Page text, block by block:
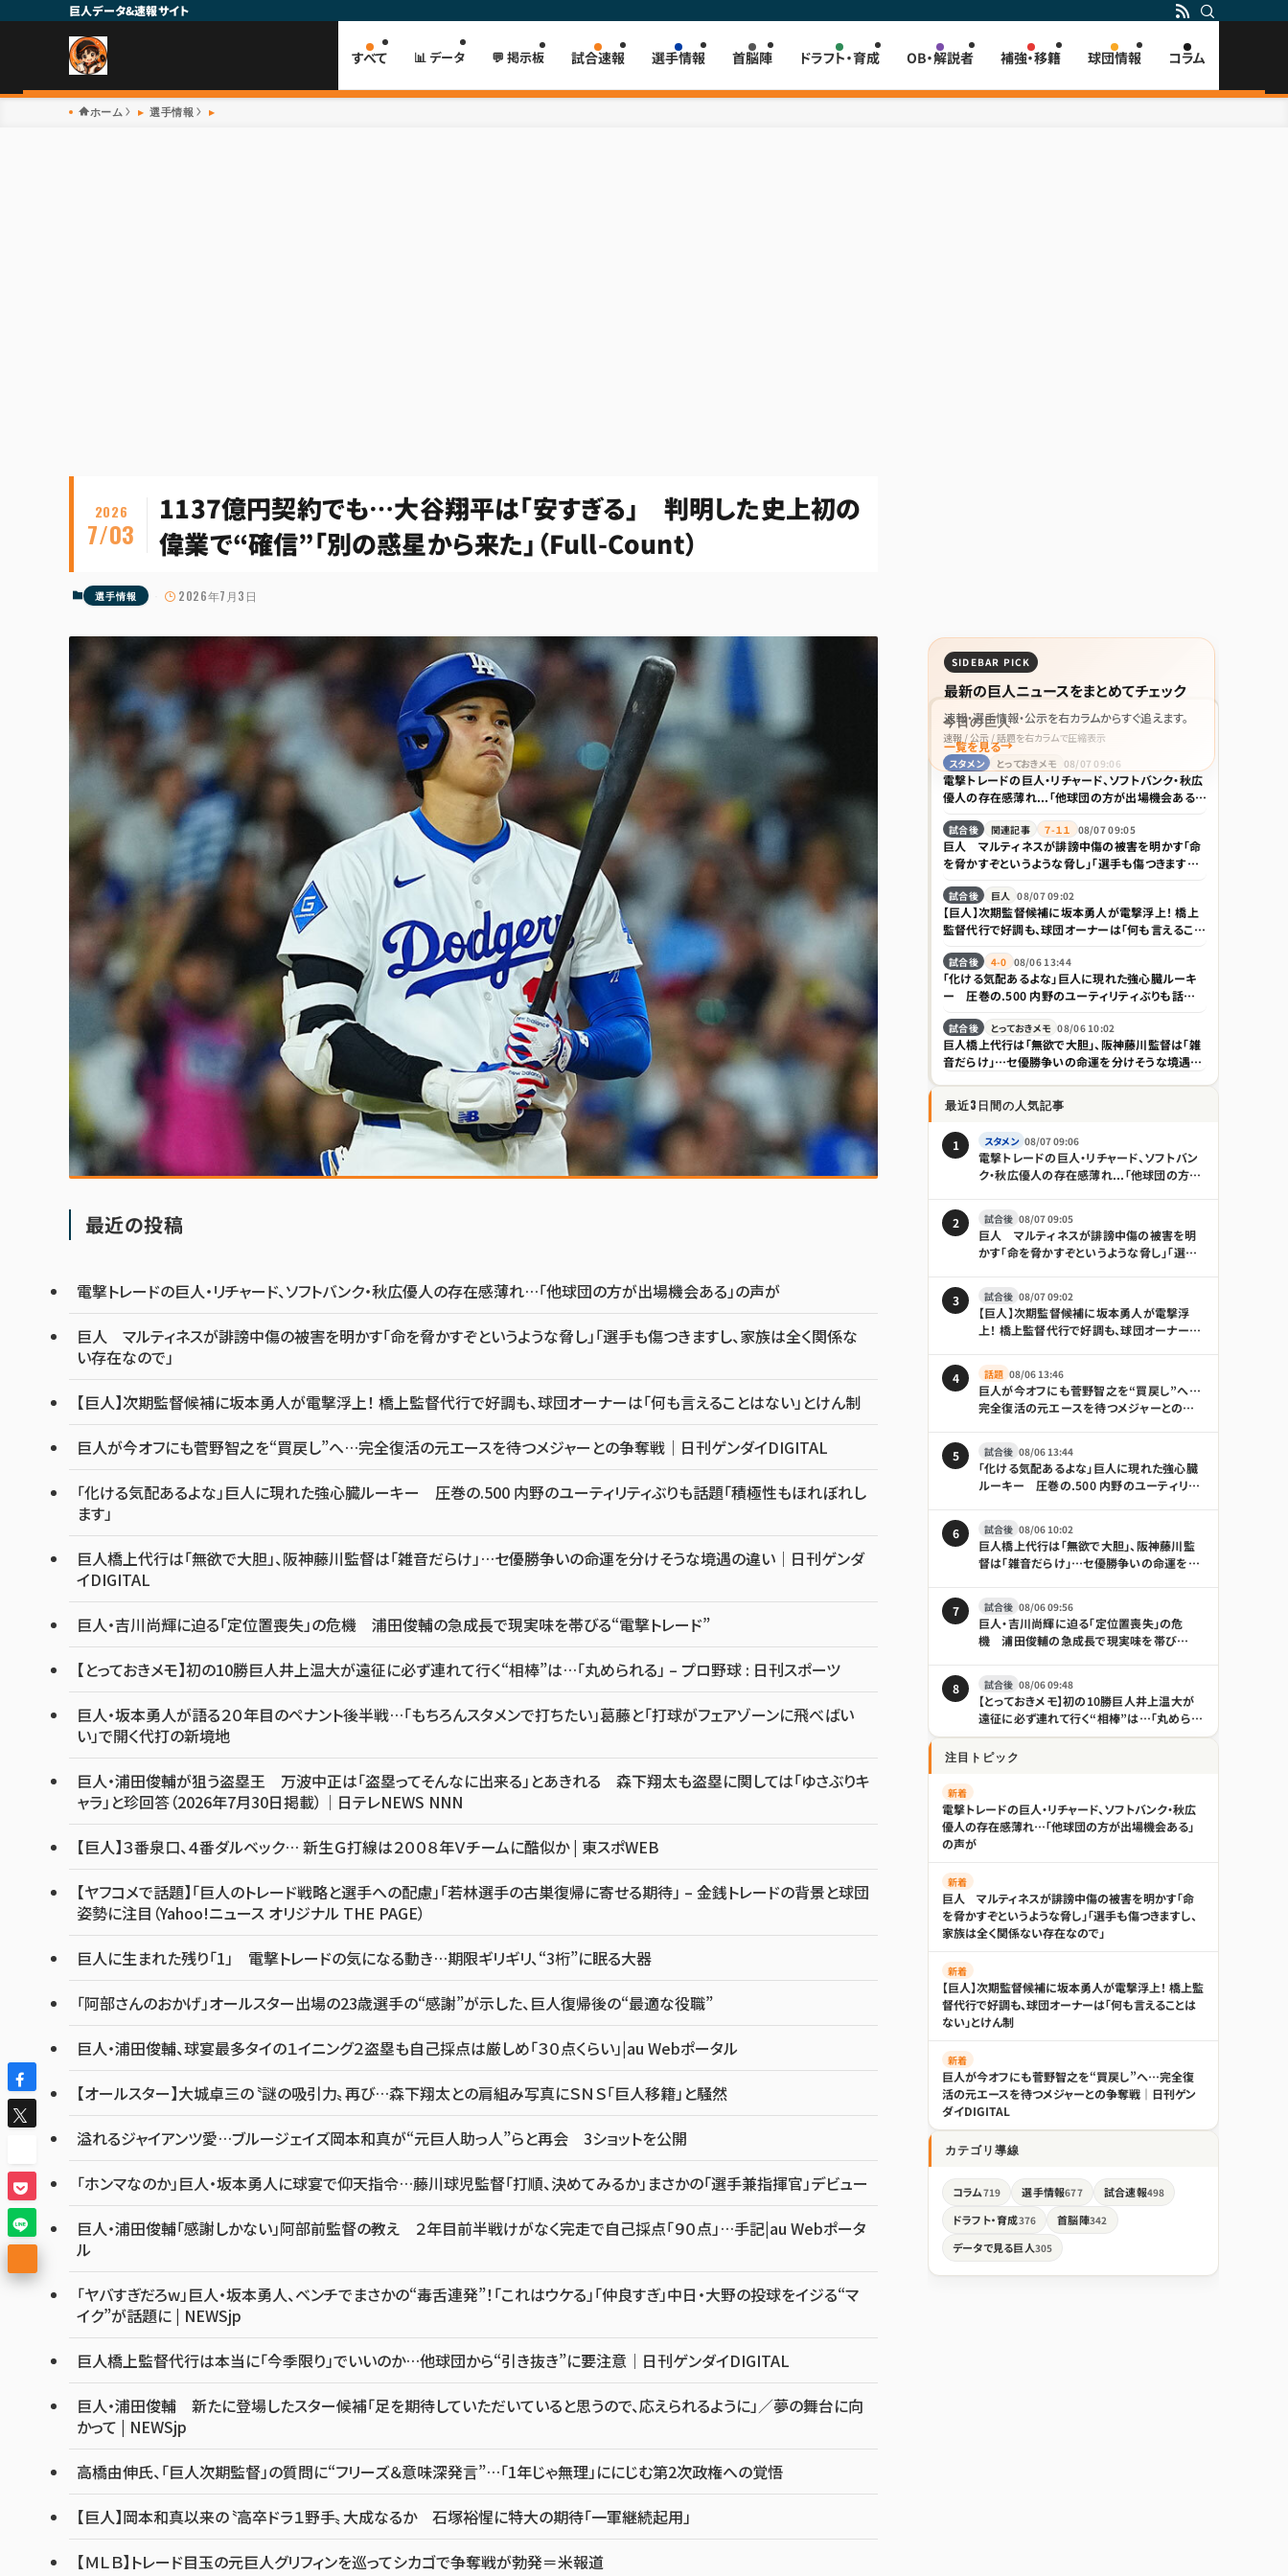
巨人データ&速報サイト
すべて 📊 データ 💬 掲示板 試合速報 選手情報 首脳陣 ドラフト・育成 OB・解説者 補強・移籍 球団情報 コラム
ホーム 選手情報
1137億円契約でも…大谷翔平は「安すぎる」 判明した史上初の
偉業で“確信”「別の惑星から来た」（Full-Count）
2026
7/03
選手情報 2026年7月3日
最近の投稿
電撃トレードの巨人・リチャード、ソフトバンク・秋広優人の存在感薄れ…「他球団の方が出場機会ある」の声が
巨人 マルティネスが誹謗中傷の被害を明かす「命を脅かすぞというような脅し」「選手も傷つきますし、家族は全く関係な
い存在なので」
【巨人】次期監督候補に坂本勇人が電撃浮上！ 橋上監督代行で好調も、球団オーナーは「何も言えることはない」とけん制
巨人が今オフにも菅野智之を“買戻し”へ…完全復活の元エースを待つメジャーとの争奪戦｜日刊ゲンダイDIGITAL
「化ける気配あるよな」巨人に現れた強心臓ルーキー 圧巻の.500 内野のユーティリティぶりも話題「積極性もほれぼれし
ます」
巨人橋上代行は「無欲で大胆」、阪神藤川監督は「雑音だらけ」…セ優勝争いの命運を分けそうな境遇の違い｜日刊ゲンダ
イDIGITAL
巨人・吉川尚輝に迫る「定位置喪失」の危機 浦田俊輔の急成長で現実味を帯びる“電撃トレード”
【とっておきメモ】初の10勝巨人井上温大が遠征に必ず連れて行く“相棒”は…「丸められる」 – プロ野球 : 日刊スポーツ
巨人・坂本勇人が語る２０年目のペナント後半戦…「もちろんスタメンで打ちたい」葛藤と「打球がフェアゾーンに飛べばい
い」で開く代打の新境地
巨人・浦田俊輔が狙う盗塁王 万波中正は「盗塁ってそんなに出来る」とあきれる 森下翔太も盗塁に関しては「ゆさぶりキ
ャラ」と珍回答（2026年7月30日掲載）｜日テレNEWS NNN
【巨人】３番泉口、４番ダルベック… 新生Ｇ打線は２００８年Ｖチームに酷似か | 東スポWEB
【ヤフコメで話題】「巨人のトレード戦略と選手への配慮」「若林選手の古巣復帰に寄せる期待」 – 金銭トレードの背景と球団
姿勢に注目（Yahoo!ニュース オリジナル THE PAGE）
巨人に生まれた残り「1」 電撃トレードの気になる動き…期限ギリギリ、“3桁”に眠る大器
「阿部さんのおかげ」オールスター出場の23歳選手の“感謝”が示した、巨人復帰後の“最適な役職”
巨人・浦田俊輔、球宴最多タイの１イニング２盗塁も自己採点は厳しめ「３０点くらい」|au Webポータル
【オールスター】大城卓三の〝謎の吸引力〟再び…森下翔太との肩組み写真にＳＮＳ「巨人移籍」と騒然
溢れるジャイアンツ愛…ブルージェイズ岡本和真が“元巨人助っ人”らと再会 3ショットを公開
「ホンマなのか」巨人・坂本勇人に球宴で仰天指令…藤川球児監督「打順、決めてみるか」まさかの「選手兼指揮官」デビュー
巨人・浦田俊輔「感謝しかない」阿部前監督の教え ２年目前半戦けがなく完走で自己採点「９０点」…手記|au Webポータ
ル
「ヤバすぎだろw」巨人・坂本勇人、ベンチでまさかの“毒舌連発”！「これはウケる」「仲良すぎ」中日・大野の投球をイジる“マ
イク”が話題に | NEWSjp
巨人橋上監督代行は本当に「今季限り」でいいのか…他球団から“引き抜き”に要注意｜日刊ゲンダイDIGITAL
巨人・浦田俊輔 新たに登場したスター候補「足を期待していただいていると思うので、応えられるように」／夢の舞台に向
かって | NEWSjp
高橋由伸氏、「巨人次期監督」の質問に“フリーズ＆意味深発言”…「1年じゃ無理」ににじむ第2次政権への覚悟
【巨人】岡本和真以来の〝高卒ドラ１野手〟大成なるか 石塚裕惺に特大の期待「一軍継続起用」
【ＭＬＢ】トレード目玉の元巨人グリフィンを巡ってシカゴで争奪戦が勃発＝米報道
SIDEBAR PICK
最新の巨人ニュースをまとめてチェック
速報・選手情報・公示を右カラムからすぐ追えます。
一覧を見る
今日の巨人
速報 / 公示 / 話題を右カラムで圧縮表示
スタメン
とっておきメモ 08/07 09:06
電撃トレードの巨人・リチャード、ソフトバンク・秋広
優人の存在感薄れ...「他球団の方が出場機会ある」
試合後 関連記事 ７-１１ 08/07 09:05
巨人 マルティネスが誹謗中傷の被害を明かす「命
を脅かすぞというような脅し」「選手も傷つきますし、
試合後 巨人 08/07 09:02
【巨人】次期監督候補に坂本勇人が電撃浮上！ 橋上
監督代行で好調も、球団オーナーは「何も言えること
試合後 4-0 08/06 13:44
「化ける気配あるよな」巨人に現れた強心臓ルーキ
ー 圧巻の.500 内野のユーティリティぶりも話題
試合後 とっておきメモ 08/06 10:02
巨人橋上代行は「無欲で大胆」、阪神藤川監督は「雑
音だらけ」…セ優勝争いの命運を分けそうな境遇の
最近3日間の人気記事
1 スタメン 08/07 09:06
電撃トレードの巨人・リチャード、ソフトバン
ク・秋広優人の存在感薄れ...「他球団の方が
2
試合後 08/07 09:05
巨人 マルティネスが誹謗中傷の被害を明
かす「命を脅かすぞというような脅し」「選手
3
試合後 08/07 09:02
【巨人】次期監督候補に坂本勇人が電撃浮
上！ 橋上監督代行で好調も、球団オーナーは
4
話題 08/06 13:46
巨人が今オフにも菅野智之を“買戻し”へ…
完全復活の元エースを待つメジャーとの争
5
試合後 08/06 13:44
「化ける気配あるよな」巨人に現れた強心臓
ルーキー 圧巻の.500 内野のユーティリテ
6
試合後 08/06 10:02
巨人橋上代行は「無欲で大胆」、阪神藤川監
督は「雑音だらけ」…セ優勝争いの命運を分
7
試合後 08/06 09:56
巨人・吉川尚輝に迫る「定位置喪失」の危
機 浦田俊輔の急成長で現実味を帯び
8
試合後 08/06 09:48
【とっておきメモ】初の10勝巨人井上温大が
遠征に必ず連れて行く“相棒”は…「丸められ
る」 - プロ野球 : 日刊スポーツ
注目トピック
新着
電撃トレードの巨人・リチャード、ソフトバンク・秋広
優人の存在感薄れ…「他球団の方が出場機会ある」
の声が
新着
巨人 マルティネスが誹謗中傷の被害を明かす「命
を脅かすぞというような脅し」「選手も傷つきますし、
家族は全く関係ない存在なので」
新着
【巨人】次期監督候補に坂本勇人が電撃浮上！ 橋上監
督代行で好調も、球団オーナーは「何も言えることは
ない」とけん制
新着
巨人が今オフにも菅野智之を“買戻し”へ…完全復
活の元エースを待つメジャーとの争奪戦｜日刊ゲン
ダイDIGITAL
カテゴリ導線
コラム719 選手情報677 試合速報498
ドラフト・育成376 首脳陣342
データで見る巨人305